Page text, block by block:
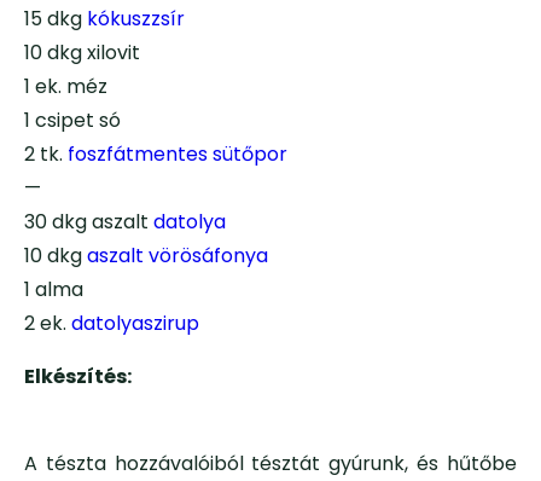
15 dkg kókuszzsír
10 dkg xilovit
1 ek. méz
1 csipet só
2 tk. foszfátmentes sütőpor
—
30 dkg aszalt datolya
10 dkgaszalt vörösáfonya
1 alma
2 ek. datolyaszirup
Elkészítés:
A tészta hozzávalóiból tésztát gyúrunk, és hűtőbe